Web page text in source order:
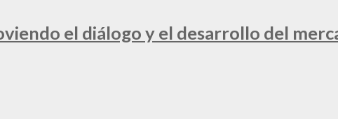
el diálogo y el desarrollo del